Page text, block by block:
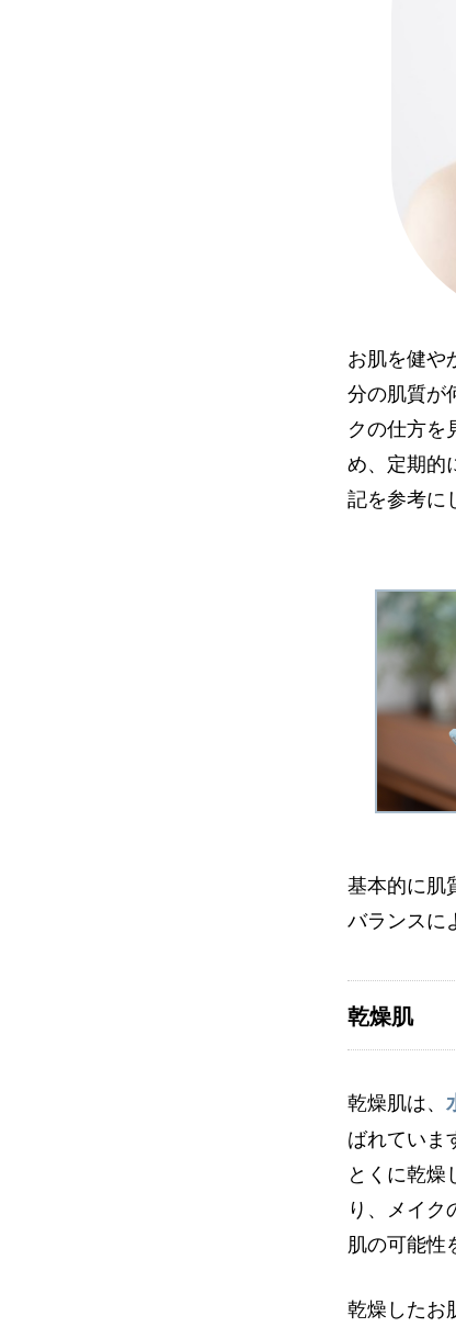
お肌を健や
分の肌質が
クの仕方を
め、定期的
記を参考に
基本的に肌
バランスに
乾燥肌
乾燥肌は、
ばれていま
とくに乾燥
り、メイ
肌の可能性
乾燥したお